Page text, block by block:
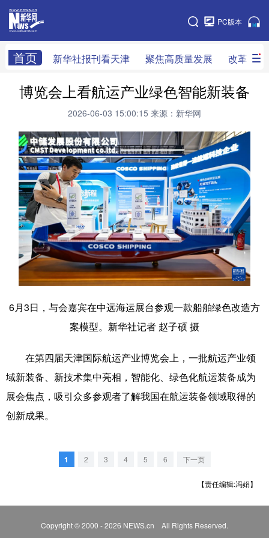
PC版本
首页 新华社报刊看天津 聚焦高质量发展 改革开放
网站地图
新华社看天津 新华V访谈 做一天同事
天津时政 组织人事 党风廉政 改革开放
科技创新 产经观察 乡村振兴 法治社会
教育视窗 生活服务 医卫康养 文旅消费
新华影像
专栏
滨城 和平 河西 河北
河东 南开 红桥 东丽
津南 静海 宁河 蓟州
博览会上看航运产业绿色智能新装备
2026-06-03 15:00:15 来源：新华网
6月3日，与会嘉宾在中远海运展台参观一款船舶绿色改造方
案模型。新华社记者 赵子硕 摄
在第四届天津国际航运产业博览会上，一批航运产业领
域新装备、新技术集中亮相，智能化、绿色化航运装备成为
展会焦点，吸引众多参观者了解我国在航运装备领域取得的
创新成果。
1 2 3 4 5 6 下一页
【责任编辑:冯娟】
Copyright © 2000 - 2026 NEWS.cn All Rights Reserved.